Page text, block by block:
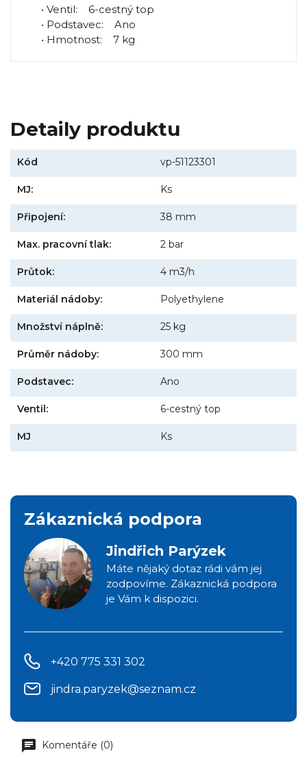
• Ventil: 6-cestný top
• Podstavec: Ano
• Hmotnost: 7 kg
Detaily produktu
Kód vp-51123301
MJ: Ks
Připojení: 38 mm
Max. pracovní tlak: 2 bar
Průtok: 4 m3/h
Materiál nádoby: Polyethylene
Množství náplně: 25 kg
Průměr nádoby: 300 mm
Podstavec: Ano
Ventil: 6-cestný top
MJ Ks
Zákaznická podpora
Jindřich Parýzek
Máte nějaký dotaz rádi vám jej
zodpovíme. Zákaznická podpora
je Vám k dispozici.
+420 775 331 302
jindra.paryzek@seznam.cz
Komentáře (0)